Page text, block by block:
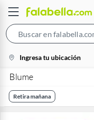
location-
icon
Ingresa tu ubicación
Blume
Retira mañana